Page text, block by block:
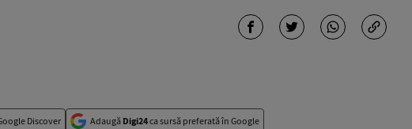
Discover Adaugă Digi24ca sursă preferată în Google